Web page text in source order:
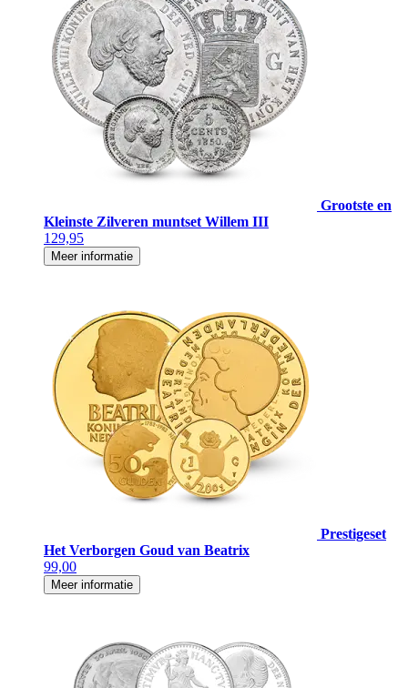
Grootste en
Kleinste Zilveren muntset Willem III
129,95
Meer informatie
Prestigeset
Het Verborgen Goud van Beatrix
99,00
Meer informatie